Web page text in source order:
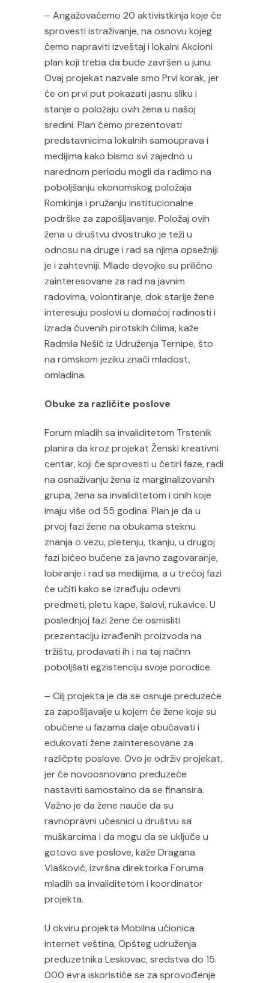
– Angažovaćemo 20 aktivistkinja koje će
sprovesti istraživanje, na osnovu kojeg
ćemo napraviti izveštaj i lokalni Akcioni
plan koji treba da bude završen u junu.
Ovaj projekat nazvale smo Prvi korak, jer
će on prvi put pokazati jasnu sliku i
stanje o položaju ovih žena u našoj
sredini. Plan ćemo prezentovati
predstavnicima lokalnih samouprava i
medijima kako bismo svi zajedno u
narednom periodu mogli da radimo na
poboljšanju ekonomskog položaja
Romkinja i pružanju institucionalne
podrške za zapošljavanje. Položaj ovih
žena u društvu dvostruko je teži u
odnosu na druge i rad sa njima opsežniji
je i zahtevniji. Mlade devojke su prilično
zainteresovane za rad na javnim
radovima, volontiranje, dok starije žene
interesuju poslovi u domaćoj radinosti i
izrada čuvenih pirotskih ćilima, kaže
Radmila Nešić iz Udruženja Ternipe, što
na romskom jeziku znači mladost,
omladina.
Obuke za različite poslove
Forum mladih sa invaliditetom Trstenik
planira da kroz projekat Ženski kreativni
centar, koji će sprovesti u četiri faze, radi
na osnaživanju žena iz marginalizovanih
grupa, žena sa invaliditetom i onih koje
imaju više od 55 godina. Plan je da u
prvoj fazi žene na obukama steknu
znanja o vezu, pletenju, tkanju, u drugoj
fazi bićeo bučene za javno zagovaranje,
lobiranje i rad sa mediijima, a u trećoj fazi
će učiti kako se izrađuju odevni
predmeti, pletu kape, šalovi, rukavice. U
poslednjoj fazi žene će osmisliti
prezentaciju izrađenih proizvoda na
tržištu, prodavati ih i na taj načnn
poboljšati egzistenciju svoje porodice.
– Cilj projekta je da se osnuje preduzeće
za zapošljavalje u kojem će žene koje su
obučene u fazama dalje obučavati i
edukovati žene zainteresovane za
različpte poslove. Ovo je održiv projekat,
jer će novoosnovano preduzeće
nastaviti samostalno da se finansira.
Važno je da žene nauče da su
ravnopravni učesnici u društvu sa
muškarcima i da mogu da se uključe u
gotovo sve poslove, kaže Dragana
Vlašković, izvršna direktorka Foruma
mladih sa invaliditetom i koordinator
projekta.
U okviru projekta Mobilna učionica
internet veština, Opšteg udruženja
preduzetnika Leskovac, sredstva do 15.
000 evra iskoristiće se za sprovođenje